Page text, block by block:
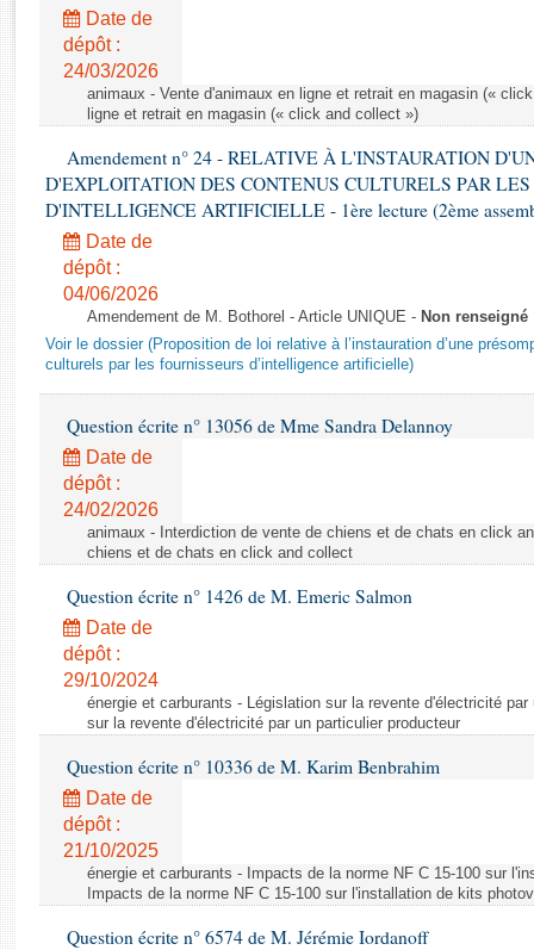
Rapports législatifs
Rapports sur l'application des lois
Baromètre de l’application des lois
Dossiers législatifs
Budget et sécurité sociale
Questions écrites et orales
Comptes rendus des débats
Date de
dépôt :
24/03/2026
animaux - Vente d'animaux en ligne et retrait en magasin («
ligne et retrait en magasin (« click and collect »)
Amendement n° 24 - RELATIVE À L'INSTAURATION
D'EXPLOITATION DES CONTENUS CULTURELS PAR LES
D'INTELLIGENCE ARTIFICIELLE - 1ère lecture (2ème
Date de
dépôt :
04/06/2026
Amendement de M. Bothorel - Article UNIQUE - Non renseigné
Voir le dossier (Proposition de loi relative à l’instauration d’une
culturels par les fournisseurs d’intelligence artificielle)
Question écrite n° 13056 de Mme Sandra Delannoy
Date de
dépôt :
24/02/2026
animaux - Interdiction de vente de chiens et de chats en click
chiens et de chats en click and collect
Question écrite n° 1426 de M. Emeric Salmon
Date de
dépôt :
29/10/2024
énergie et carburants - Législation sur la revente d'électricité
sur la revente d'électricité par un particulier producteur
Question écrite n° 10336 de M. Karim Benbrahim
Date de
dépôt :
21/10/2025
énergie et carburants - Impacts de la norme NF C 15-100 sur
Impacts de la norme NF C 15-100 sur l'installation de kits
Question écrite n° 6574 de M. Jérémie Iordanoff